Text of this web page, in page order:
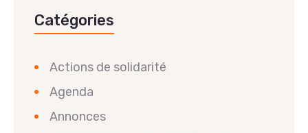
Catégories
Actions de solidarité
Agenda
Annonces